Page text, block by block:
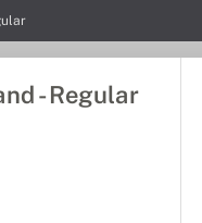
- Regular